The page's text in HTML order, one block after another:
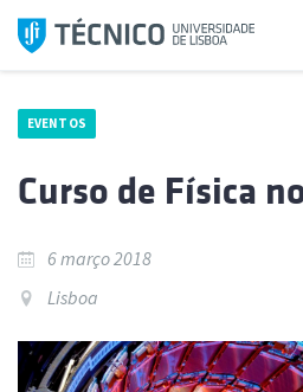
Saltar
para
EVENTOS
Curso de Física
6 março 2018
Lisboa